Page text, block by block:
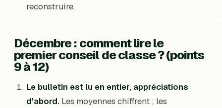
reconstruire.
Décembre : comment lire le
premier conseil de classe ? (points
9 à 12)
Le bulletin est lu en entier, appréciations
d'abord. Les moyennes chiffrent ; les